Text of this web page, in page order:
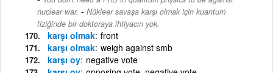
nuclear war. - Nükleer savaşa karşı olmak için kuantum
fiziğinde bir doktoraya ihtiyacın yok.
karşı olmak front
karşı olmak weigh against smb
karşı oy negative vote